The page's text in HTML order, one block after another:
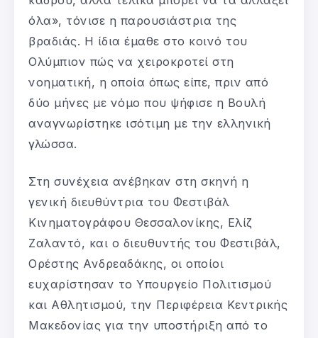
όλα», τόνισε η παρουσιάστρια της
βραδιάς. Η ίδια έμαθε στο κοινό του
Ολύμπιον πώς να χειροκροτεί στη
νοηματική, η οποία όπως είπε, πριν από
δύο μήνες με νόμο που ψήφισε η Βουλή
αναγνωρίστηκε ισότιμη με την ελληνική
γλώσσα.
Στη συνέχεια ανέβηκαν στη σκηνή η
γενική διευθύντρια του Φεστιβάλ
Κινηματογράφου Θεσσαλονίκης, Ελίζ
Ζαλαντό, και ο διευθυντής του Φεστιβάλ,
Ορέστης Ανδρεαδάκης, οι οποίοι
ευχαρίστησαν το Υπουργείο Πολιτισμού
και Αθλητισμού, την Περιφέρεια Κεντρικής
Μακεδονίας για την υποστήριξη από το